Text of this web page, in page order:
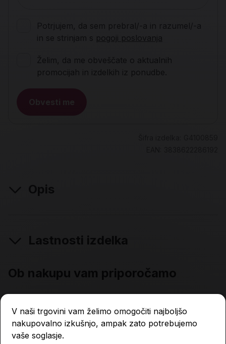
Potrjujem, da sem prebral/-a in razumel/-a
in se strinjam s pogoji poslovanja
Želim, da me obveščate o aktualnih
promocijah in izdelkih iz ponudbe.
Obvesti me
Opis
Lastnosti izdelka
Ob nakupu vam priporočamo
V naši trgovini vam želimo omogočiti najboljšo
nakupovalno izkušnjo, ampak zato potrebujemo
vaše soglasje.